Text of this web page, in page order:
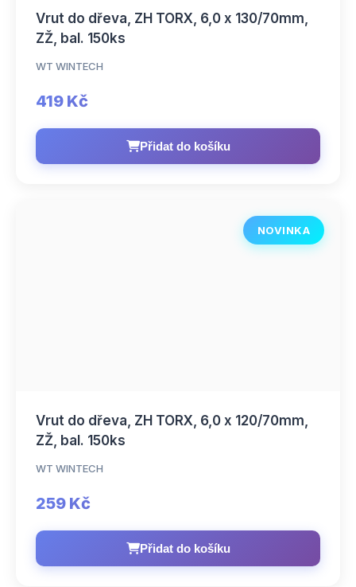
Vrut do dřeva, ZH TORX, 6,0 x 130/70mm,
ZŽ, bal. 150ks
WT WINTECH
419 Kč
Přidat do košíku
NOVINKA
Vrut do dřeva, ZH TORX, 6,0 x 120/70mm,
ZŽ, bal. 150ks
WT WINTECH
259 Kč
Přidat do košíku